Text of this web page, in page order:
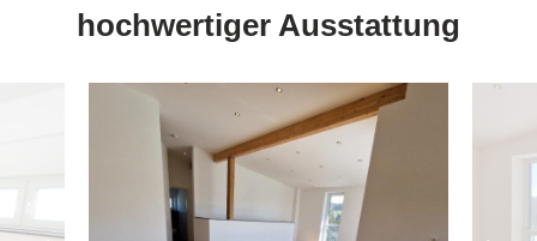
hochwertiger Ausstattung